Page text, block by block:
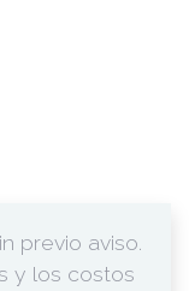
previo aviso.
y los costos